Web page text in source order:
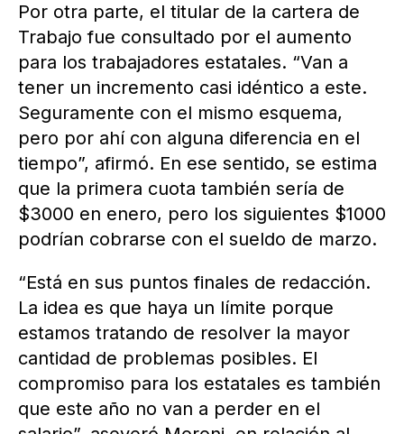
Por otra parte, el titular de la cartera de
Trabajo fue consultado por el aumento
para los trabajadores estatales. “Van a
tener un incremento casi idéntico a este.
Seguramente con el mismo esquema,
pero por ahí con alguna diferencia en el
tiempo”, afirmó. En ese sentido, se estima
que la primera cuota también sería de
$3000 en enero, pero los siguientes $1000
podrían cobrarse con el sueldo de marzo.
“Está en sus puntos finales de redacción.
La idea es que haya un límite porque
estamos tratando de resolver la mayor
cantidad de problemas posibles. El
compromiso para los estatales es también
que este año no van a perder en el